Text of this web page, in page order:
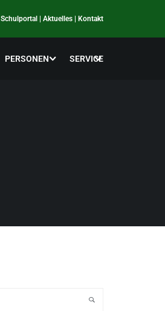
Schulportal Aktuelles Kontakt
PERSONEN SERVICE